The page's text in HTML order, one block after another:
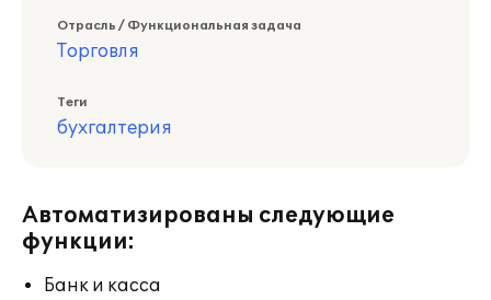
Отрасль / Функциональная задача
Торговля
Теги
бухгалтерия
Автоматизированы следующие
функции:
Банк и касса